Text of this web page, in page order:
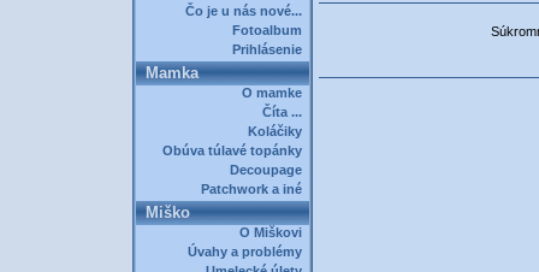
Čo je u nás nové...
Fotoalbum
Prihlásenie
Mamka
O mamke
Číta ...
Koláčiky
Obúva túlavé topánky
Decoupage
Patchwork a iné
Miško
O Miškovi
Úvahy a problémy